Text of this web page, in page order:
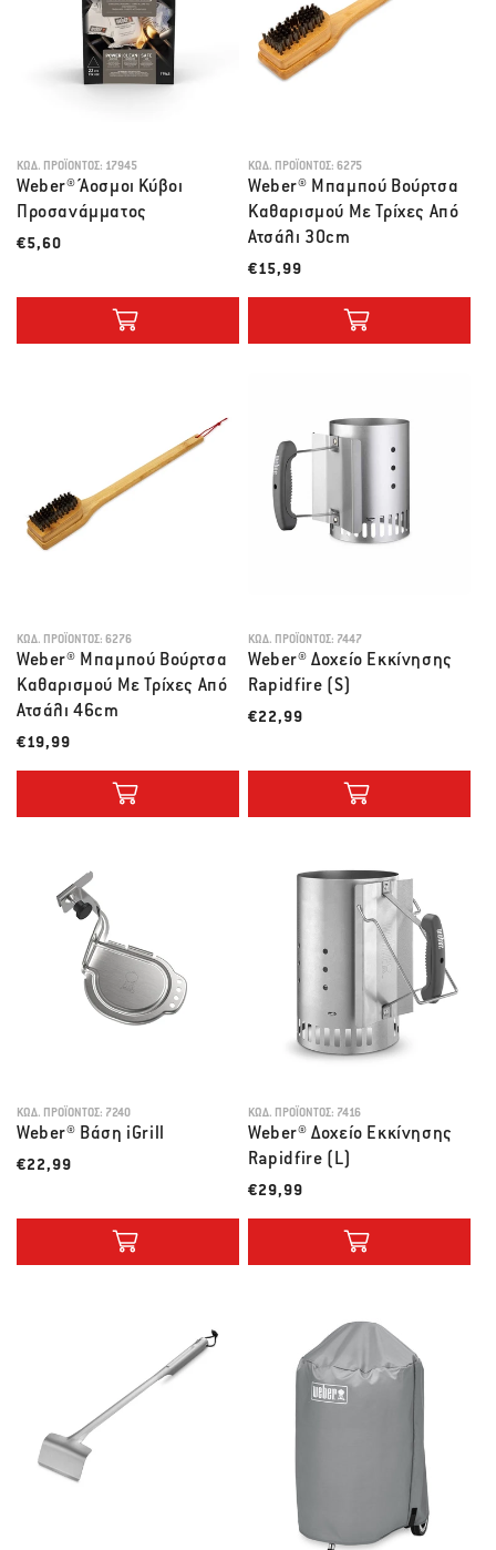
ΚΩΔ. ΠΡΟΪΌΝΤΟΣ: 17945
Weber® Άοσμοι Κύβοι
Προσανάμματος
Λιανική τιμή
€5,60
ΚΩΔ. ΠΡΟΪΌΝΤΟΣ: 6275
Weber® Μπαμπού Βούρτσα
Καθαρισμού Mε Τρίχες Από
Ατσάλι 30cm
Λιανική τιμή
€15,99
ΚΩΔ. ΠΡΟΪΌΝΤΟΣ: 6276
Weber® Μπαμπού Βούρτσα
Καθαρισμού Mε Τρίχες Από
Ατσάλι 46cm
Λιανική τιμή
€19,99
ΚΩΔ. ΠΡΟΪΌΝΤΟΣ: 7447
Weber® Δοχείο Εκκίνησης
Rapidfire (S)
Λιανική τιμή
€22,99
ΚΩΔ. ΠΡΟΪΌΝΤΟΣ: 7240
Weber® Βάση iGrill
Λιανική τιμή
€22,99
ΚΩΔ. ΠΡΟΪΌΝΤΟΣ: 7416
Weber® Δοχείο Εκκίνησης
Rapidfire (L)
Λιανική τιμή
€29,99